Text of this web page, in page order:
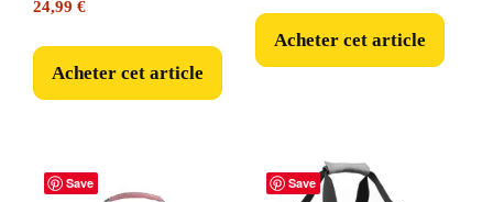
24,99 €
Acheter cet article
Acheter cet article
Save Save